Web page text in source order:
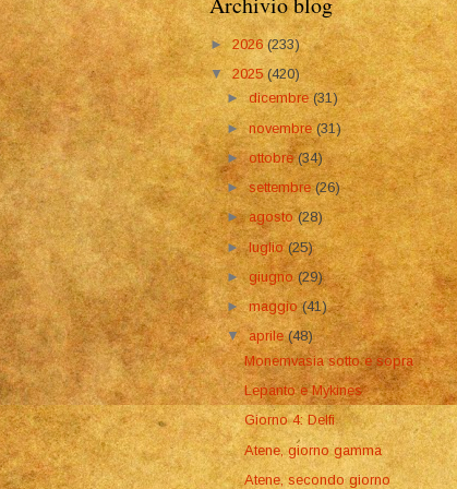
► 2026(233)
▼2025(420)
►dicembre(31)
►novembre(31)
►ottobre(34)
►settembre(26)
►agosto(28)
►luglio(25)
►giugno(29)
►maggio(41)
▼aprile(48)
Monemvasia sotto e sopra
Lepanto e Mykines
Giorno 4: Delfi
Atene, giorno gamma
Atene, secondo giorno